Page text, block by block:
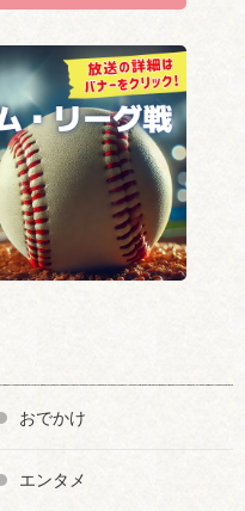
おでかけ
エンタメ